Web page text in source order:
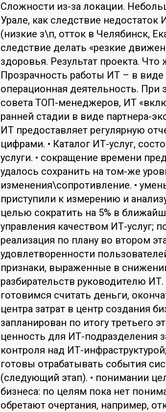
Сложности из-за локации.
Урале, как следствие
(низкие з\п, отток в Челябинск,
следствие делать «резкие
здоровья. Результат проекта. Что
Прозрачность работы ИТ – в
операционная деятельность. При
совета ТОП-менеджеров, ИТ
ранней стадии в виде партнера-
ИТ предоставляет регулярную
цифрами. • Каталог ИТ-услуг,
услуги. • сокращение времени
удалось сохранить на том-же
изменения\сопротивление. •
приступили к измерению и
целью сократить на 5% в
управления качеством ИТ-услуг;
реализация по плану во втором
удовлетворенности
признаки, выраженные в
разбирательств руководителю
готовимся считать деньги,
центра затрат в центр создания
запланирован по итогу третьего
ценность для ИТ-подразделения
контроля над ИТ-
готовы отрабатывать события
(следующий этап). • понимании
бизнеса: по целям пока нет
обретают очертания, например,